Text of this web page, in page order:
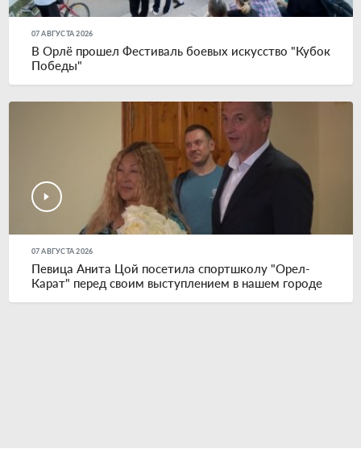
07 АВГУСТА 2026
В Орлё прошел Фестиваль боевых искусство "Кубок
Победы"
07 АВГУСТА 2026
Певица Анита Цой посетила спортшколу "Орел-
Карат" перед своим выступлением в нашем городе